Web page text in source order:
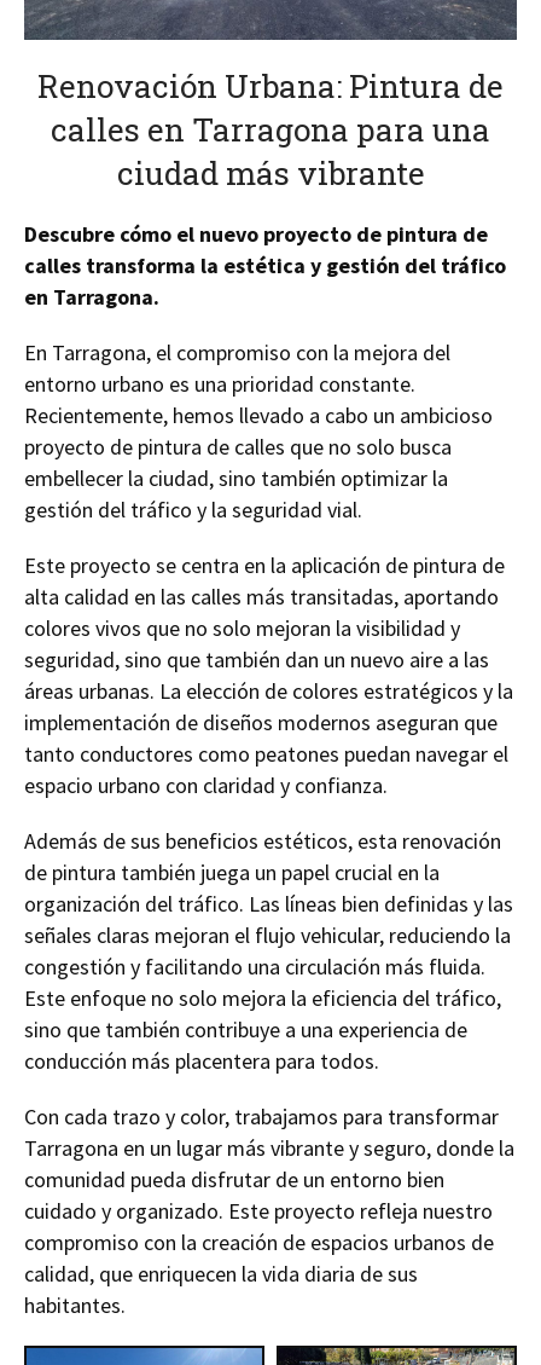
Renovación Urbana: Pintura de
calles en Tarragona para una
ciudad más vibrante
Descubre cómo el nuevo proyecto de pintura de
calles transforma la estética y gestión del tráfico
en Tarragona.
En Tarragona, el compromiso con la mejora del
entorno urbano es una prioridad constante.
Recientemente, hemos llevado a cabo un ambicioso
proyecto de pintura de calles que no solo busca
embellecer la ciudad, sino también optimizar la
gestión del tráfico y la seguridad vial.
Este proyecto se centra en la aplicación de pintura de
alta calidad en las calles más transitadas, aportando
colores vivos que no solo mejoran la visibilidad y
seguridad, sino que también dan un nuevo aire a las
áreas urbanas. La elección de colores estratégicos y la
implementación de diseños modernos aseguran que
tanto conductores como peatones puedan navegar el
espacio urbano con claridad y confianza.
Además de sus beneficios estéticos, esta renovación
de pintura también juega un papel crucial en la
organización del tráfico. Las líneas bien definidas y las
señales claras mejoran el flujo vehicular, reduciendo la
congestión y facilitando una circulación más fluida.
Este enfoque no solo mejora la eficiencia del tráfico,
sino que también contribuye a una experiencia de
conducción más placentera para todos.
Con cada trazo y color, trabajamos para transformar
Tarragona en un lugar más vibrante y seguro, donde la
comunidad pueda disfrutar de un entorno bien
cuidado y organizado. Este proyecto refleja nuestro
compromiso con la creación de espacios urbanos de
calidad, que enriquecen la vida diaria de sus
habitantes.